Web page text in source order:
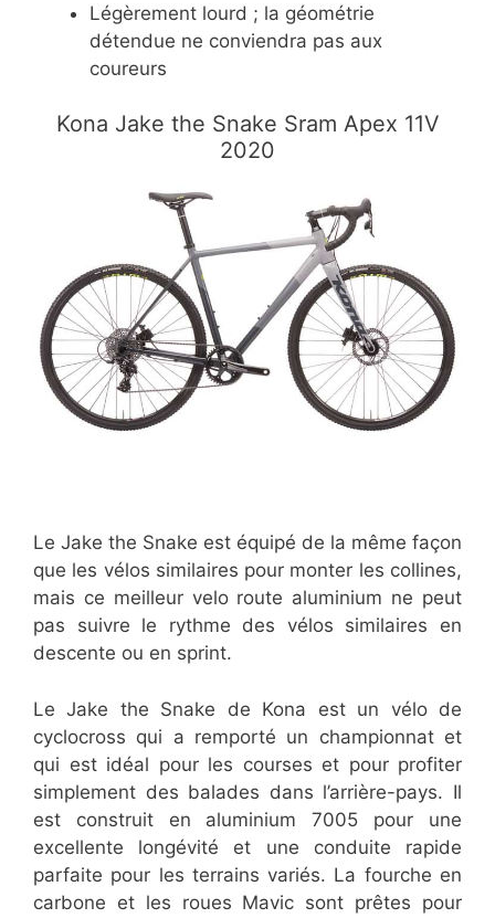
Légèrement lourd ; la géométrie
détendue ne conviendra pas aux
coureurs
​Kona Jake the Snake Sram Apex 11V
2020
Le Jake the Snake est équipé de la même façon
que les vélos similaires pour monter les collines,
mais ce meilleur velo route aluminium ne peut
pas suivre le rythme des vélos similaires en
descente ou en sprint.
Le Jake the Snake de Kona est un vélo de
cyclocross qui a remporté un championnat et
qui est idéal pour les courses et pour profiter
simplement des balades dans l’arrière-pays. Il
est construit en aluminium 7005 pour une
excellente longévité et une conduite rapide
parfaite pour les terrains variés. La fourche en
carbone et les roues Mavic sont prêtes pour